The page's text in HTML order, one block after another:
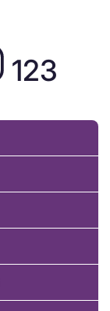
123